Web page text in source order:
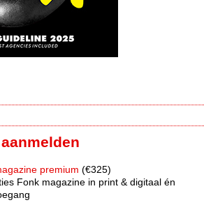
premium (€325)
Fonk magazine in print & digitaal én